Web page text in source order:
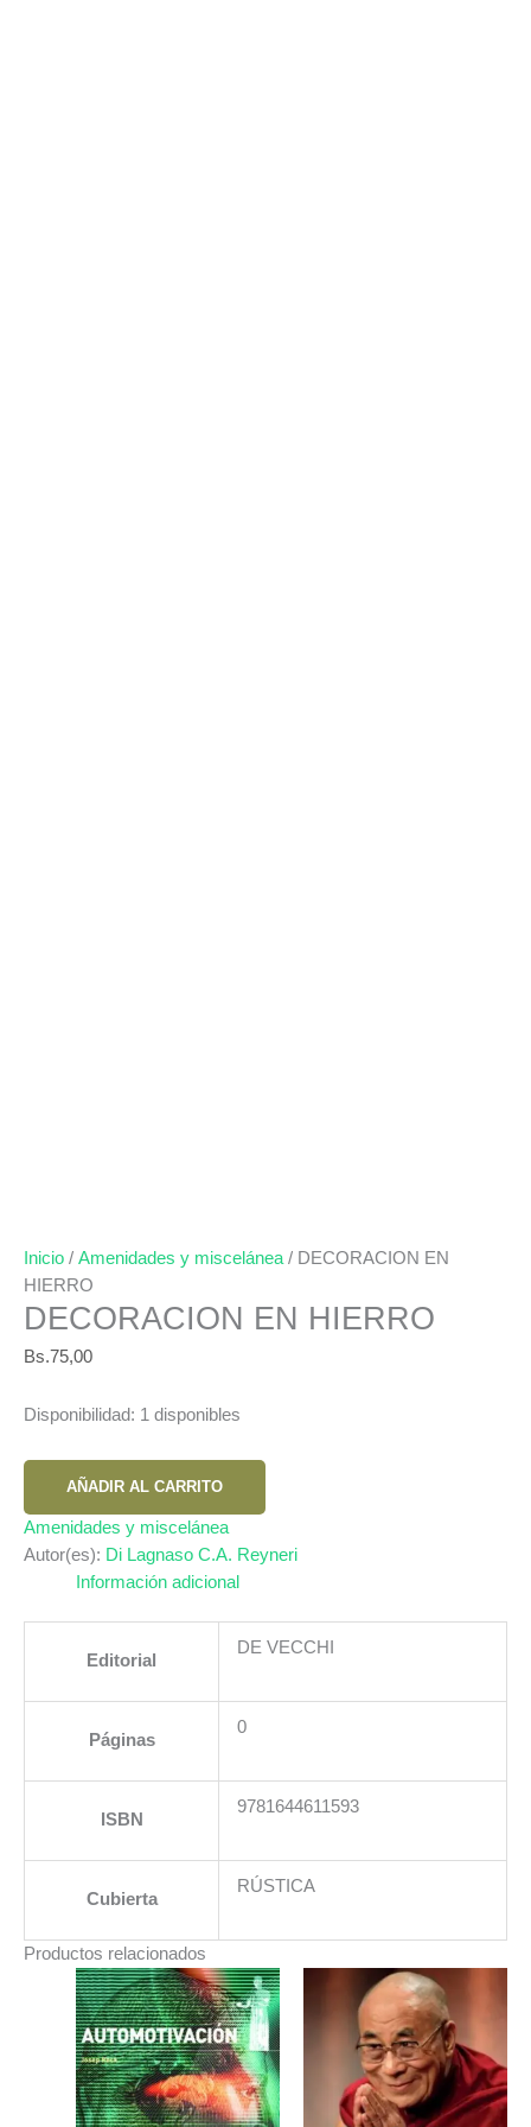
Inicio / Amenidades y miscelánea / DECORACION EN
HIERRO
DECORACION EN HIERRO
Bs.75,00
Disponibilidad: 1 disponibles
DECORACION
HIERRO
cantidad
AÑADIR AL CARRITO
Amenidades y miscelánea
Autor(es): Di Lagnaso C.A. Reyneri
Información adicional
Editorial
DE VECCHI
Páginas
0
ISBN
9781644611593
Cubierta
RÚSTICA
Productos relacionados